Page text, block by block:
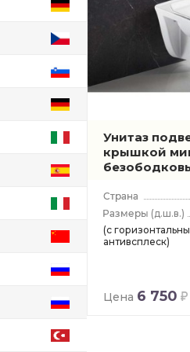
Унитаз
крышкой
(д.ш.в.)
(с
антивсплеск)
Цена 6 750